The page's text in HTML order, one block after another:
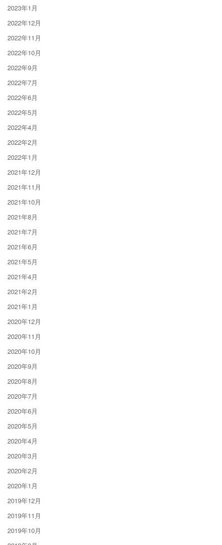
2023年1月
2022年12月
2022年11月
2022年10月
2022年9月
2022年7月
2022年6月
2022年5月
2022年4月
2022年2月
2022年1月
2021年12月
2021年11月
2021年10月
2021年8月
2021年7月
2021年6月
2021年5月
2021年4月
2021年2月
2021年1月
2020年12月
2020年11月
2020年10月
2020年9月
2020年8月
2020年7月
2020年6月
2020年5月
2020年4月
2020年3月
2020年2月
2020年1月
2019年12月
2019年11月
2019年10月